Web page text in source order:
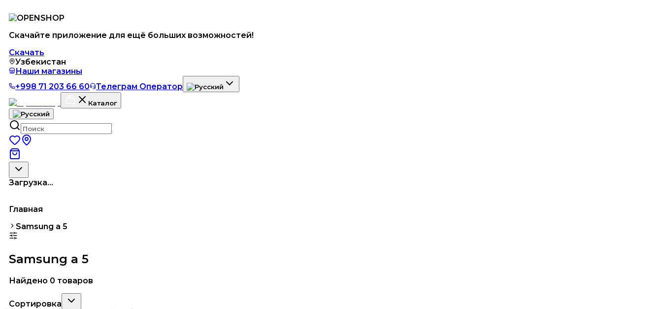
Скачайте приложение для ещё больших возможностей!
Скачать
Узбекистан
Наши магазины
+998 71 203 66 60
Телеграм Оператор
Каталог
Загрузка...
Главная
Samsung a 5
Samsung a 5
Найдено 0 товаров
Сортировка